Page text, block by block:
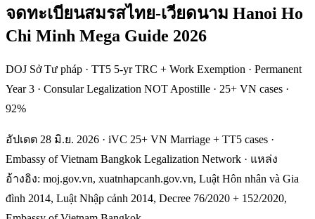
จดทะเบียนสมรสไทย-เวียดนาม Hanoi Ho
Chi Minh Mega Guide 2026
DOJ Sở Tư pháp · TT5 5-yr TRC + Work Exemption · Permanent
Year 3 · Consular Legalization NOT Apostille · 25+ VN cases ·
92%
อัปเดต 28 มิ.ย. 2026 · iVC 25+ VN Marriage + TT5 cases ·
Embassy of Vietnam Bangkok Legalization Network · แหล่ง
อ้างอิง: moj.gov.vn, xuatnhapcanh.gov.vn, Luật Hôn nhân và Gia
đình 2014, Luật Nhập cảnh 2014, Decree 76/2020 + 152/2020,